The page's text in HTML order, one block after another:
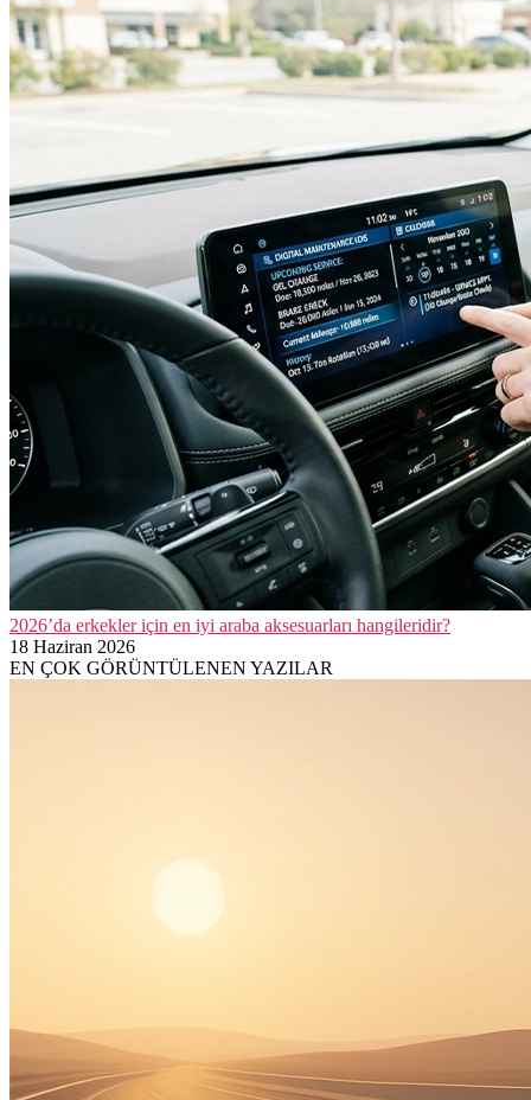
2026’da erkekler için en iyi araba aksesuarları hangileridir?
18 Haziran 2026
EN ÇOK GÖRÜNTÜLENEN YAZILAR